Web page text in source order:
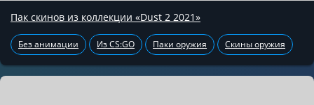
Пак скинов из коллекции «Dust 2 2021»
Без анимации Из CS:GO Паки оружия Скины оружия